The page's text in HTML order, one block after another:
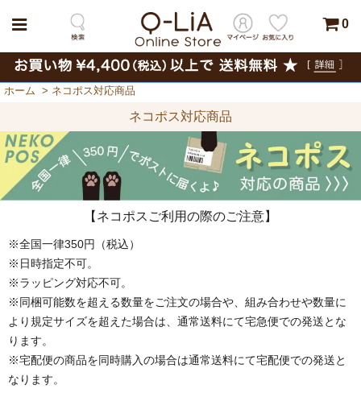
0
ホーム > ネコポス対応商品
ネコポス対応商品
【ネコポスご利用の際のご注意】
※全国一律350円（税込）
※日時指定不可。
※ラッピング対応不可。
※同梱可能数を超える数量をご注文の場合や、組み合わせや数量に
より規定サイズを超えた場合は、通常送料にて宅急便での発送とな
ります。
※宅配便の商品を同時購入の場合は通常送料にて宅配便での発送と
なります。